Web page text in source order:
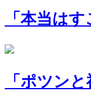
「本当は
「ポツン